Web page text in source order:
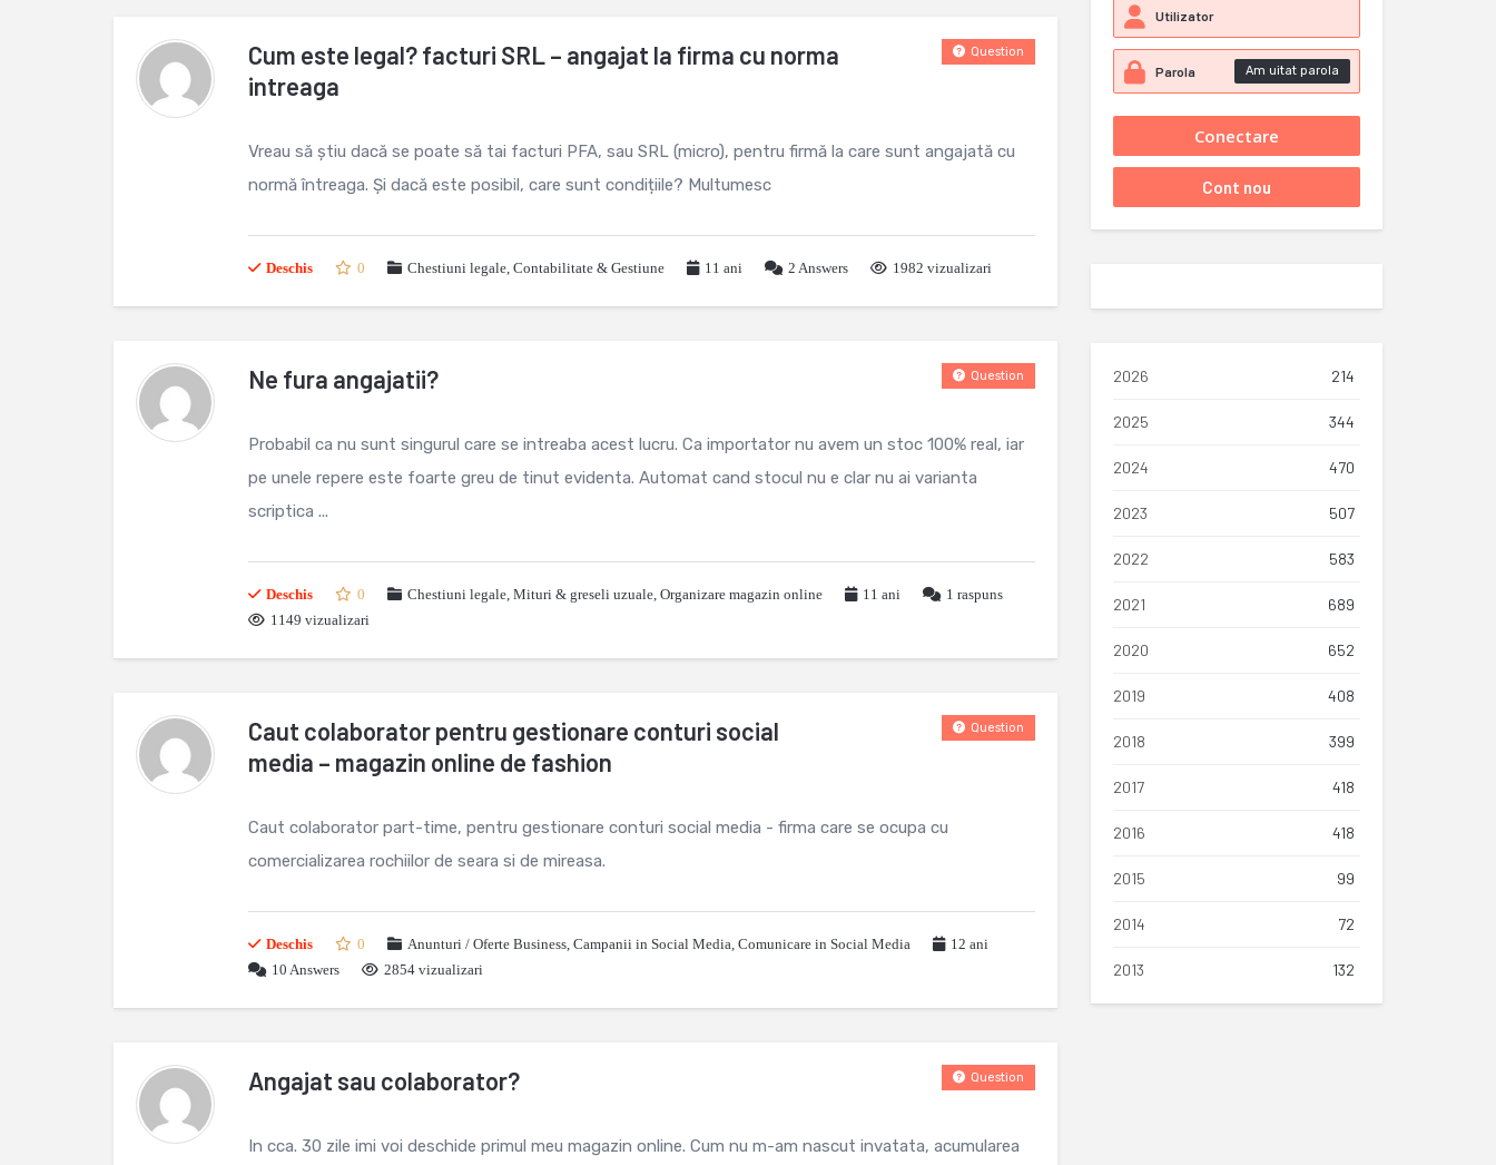
Cum este legal? facturi SRL – angajat la firma cu norma
intreaga
Question
Vreau să știu dacă se poate să tai facturi PFA, sau SRL (micro), pentru firmă la care sunt angajată cu
normă întreaga. Și dacă este posibil, care sunt condițiile? Multumesc
Deschis 0 Chestiuni legale, Contabilitate & Gestiune 11 ani 2 Answers 1982 vizualizari
Ne fura angajatii? Question
Probabil ca nu sunt singurul care se intreaba acest lucru. Ca importator nu avem un stoc 100% real, iar
pe unele repere este foarte greu de tinut evidenta. Automat cand stocul nu e clar nu ai varianta
scriptica ...
Deschis 0 Chestiuni legale, Mituri & greseli uzuale, Organizare magazin online 11 ani 1 raspuns
1149 vizualizari
Caut colaborator pentru gestionare conturi social
media – magazin online de fashion
Question
Caut colaborator part-time, pentru gestionare conturi social media - firma care se ocupa cu
comercializarea rochiilor de seara si de mireasa.
Deschis 0 Anunturi / Oferte Business, Campanii in Social Media, Comunicare in Social Media
12 ani
10 Answers 2854 vizualizari
Angajat sau colaborator? Question
In cca. 30 zile imi voi deschide primul meu magazin online. Cum nu m-am nascut invatata, acumularea
Am uitat parola
2026 214
2025 344
2024 470
2023 507
2022 583
2021 689
2020 652
2019 408
2018 399
2017 418
2016 418
2015 99
2014 72
2013 132